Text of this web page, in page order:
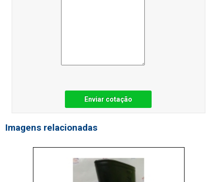
Enviar cotação
Imagens relacionadas